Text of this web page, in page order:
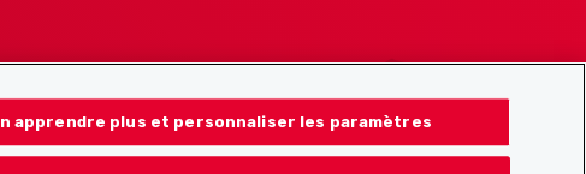
apprendre plus et personnaliser les paramètres